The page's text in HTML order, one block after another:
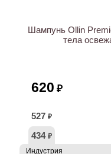
Шампунь Ollin
тела
620 ₽
527 ₽
434 ₽
Индустрия